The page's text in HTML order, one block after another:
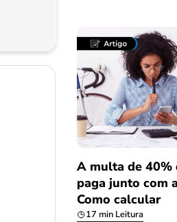
A multa de 40%
paga junto com
Como calcular
17 min Leitura